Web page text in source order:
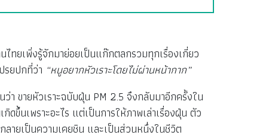
ไทยเพิ่งรู้จักมาย่อยเป็นแก๊กตลกรวมทุกเรื่องเกี่ยว
รยปกที่ว่า “หนูอยากหัวเราะโดยไม่ผ่านหน้ากาก”
ขายหัวเราะฉบับฝุ่น PM 2.5 จึงกลับมาอีกครั้งใน
ขึ้นเพราะอะไร แต่เป็นการให้ภาพเล่าเรื่องฝุ่น ตัว
ายเป็นความเคยชิน และเป็นส่วนหนึ่งในชีวิต